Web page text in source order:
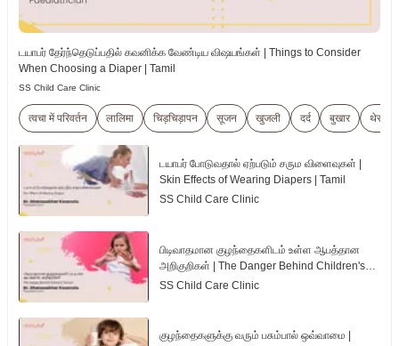
டயாபர் தேர்ந்தெடுப்பதில் கவனிக்க வேண்டிய விஷயங்கள் | Things to Consider
When Choosing a Diaper | Tamil
SS Child Care Clinic
त्वचा में परिवर्तन लालिमा चिड़चिड़ापन सूजन खुजली दर्द बुखार
டயாபர் போடுவதால் ஏற்படும் சரும விளைவுகள் |
Skin Effects of Wearing Diapers | Tamil
SS Child Care Clinic
பிடிவாதமான குழந்தைகளிடம் உள்ள ஆபத்தான
அறிகுறிகள் | The Danger Behind Children's
Tantrum | Tamil
SS Child Care Clinic
குழந்தைகளுக்கு வரும் பசும்பால் ஒவ்வாமை |